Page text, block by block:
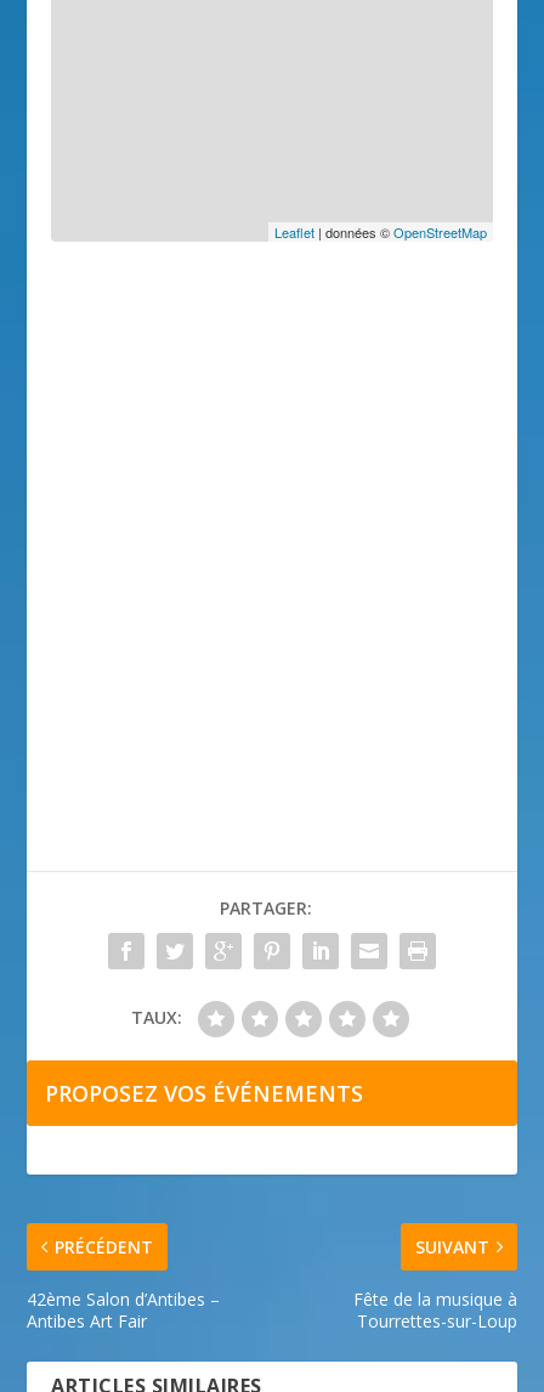
Leaflet| données ©OpenStreetMap
PARTAGER:
TAUX:
PROPOSEZ VOS ÉVÉNEMENTS
PRÉCÉDENT
42ème Salon d’Antibes –
Antibes Art Fair
SUIVANT
Fête de la musique à
Tourrettes-sur-Loup
ARTICLES SIMILAIRES